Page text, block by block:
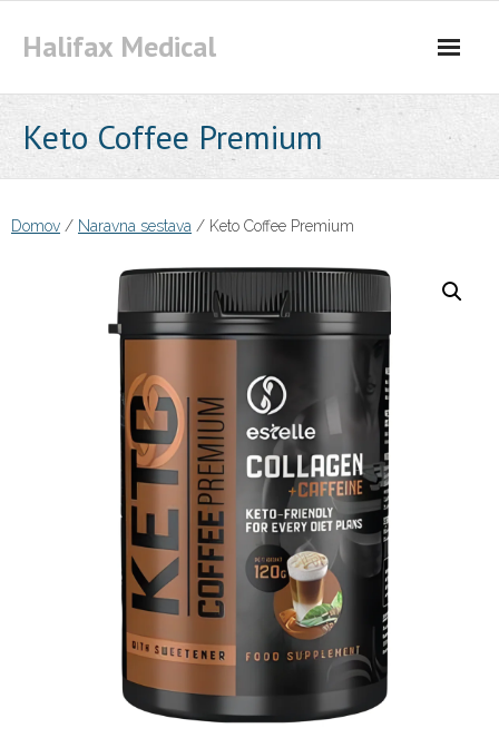
Halifax Medical
Keto Coffee Premium
Domov / Naravna sestava / Keto Coffee Premium